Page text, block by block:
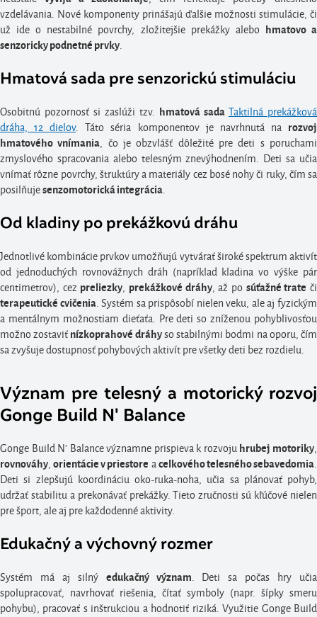
vzdelávania. Nové komponenty prinášajú ďalšie možnosti stimulácie, či
už ide o nestabilné povrchy, zložitejšie prekážky alebo hmatovo a
senzoricky podnetné prvky
Hmatová sada pre senzorickú stimuláciu
Osobitnú pozornosť si zaslúži tzv. hmatová sada Taktilná prekážková
dráha, 12 dielov. Táto séria komponentov je navrhnutá na rozvoj
hmatového vnímania , čo je obzvlášť dôležité pre deti s poruchami
zmyslového spracovania alebo telesným znevýhodnením. Deti sa učia
vnímať rôzne povrchy, štruktúry a materiály cez bosé nohy či ruky, čím sa
posilňujesenzomotorická integrácia
Od kladiny po prekážkovú dráhu
Jednotlivé kombinácie prvkov umožňujú vytvárať široké spektrum aktivít
od jednoduchých rovnovážnych dráh (napríklad kladina vo výške pár
centimetrov), cez preliezky prekážkové dráhy, až po súťažné trate či
terapeutické cvičenia. Systém sa prispôsobí nielen veku, ale aj fyzickým
a mentálnym možnostiam dieťaťa. Pre deti so zníženou pohyblivosťou
možno zostaviťnízkoprahové dráhyso stabilnými bodmi na oporu, čím
sa zvyšuje dostupnosť pohybových aktivít pre všetky deti bez rozdielu.
Význam pre telesný a motorický rozvoj
Gonge Build N' Balance
Gonge Build N' Balance významne prispieva k rozvojuhrubej motoriky,
rovnováhy,orientácie v priestore acelkového telesného sebavedomia.
Deti si zlepšujú koordináciu oko-ruka-noha, učia sa plánovať pohyb,
udržať stabilitu a prekonávať prekážky. Tieto zručnosti sú kľúčové nielen
pre šport, ale aj pre každodenné aktivity.
Edukačný a výchovný rozmer
Systém má aj silný edukačný význam. Deti sa počas hry učia
spolupracovať, navrhovať riešenia, čítať symboly (napr. šípky smeru
pohybu), pracovať s inštrukciou a hodnotiť riziká. Využitie Gonge Build